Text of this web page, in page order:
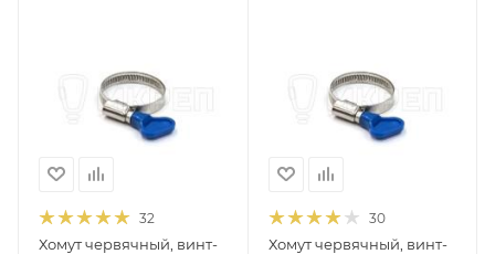
32
Хомут червячный, винт-
30
Хомут червячный, винт-